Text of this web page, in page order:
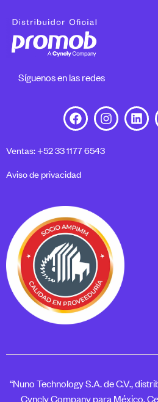
Síguenos en las redes
Ventas: +52 33 1177 6543
Aviso de privacidad
“Nuno Technology S.A. de C.V.,
Cyncly Company para México,